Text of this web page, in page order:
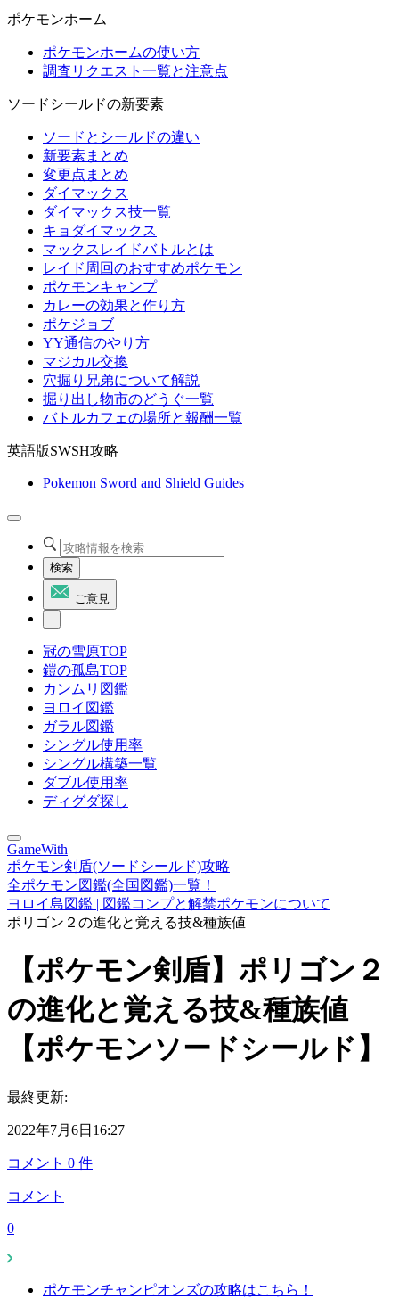
ポケモンホーム
ポケモンホームの使い方
調査リクエスト一覧と注意点
ソードシールドの新要素
ソードとシールドの違い
新要素まとめ
変更点まとめ
ダイマックス
ダイマックス技一覧
キョダイマックス
マックスレイドバトルとは
レイド周回のおすすめポケモン
ポケモンキャンプ
カレーの効果と作り方
ポケジョブ
YY通信のやり方
マジカル交換
穴掘り兄弟について解説
掘り出し物市のどうぐ一覧
バトルカフェの場所と報酬一覧
英語版SWSH攻略
Pokemon Sword and Shield Guides
検索
ご意見
冠の雪原TOP
鎧の孤島TOP
カンムリ図鑑
ヨロイ図鑑
ガラル図鑑
シングル使用率
シングル構築一覧
ダブル使用率
ディグダ探し
GameWith
ポケモン剣盾(ソードシールド)攻略
全ポケモン図鑑(全国図鑑)一覧！
ヨロイ島図鑑 | 図鑑コンプと解禁ポケモンについて
ポリゴン２の進化と覚える技&種族値
【ポケモン剣盾】ポリゴン２
の進化と覚える技&種族値
【ポケモンソードシールド】
最終更新:
2022年7月6日16:27
コメント 0 件
コメント
0
ポケモンチャンピオンズの攻略はこちら！